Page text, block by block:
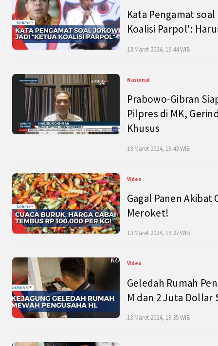
Kata Pengamat
Koalisi Parpol':
13 Maret 2024, 19:44 WIB
Nasional
Prabowo-Gibran
Pilpres di MK,
Khusus
13 Maret 2024, 19:43 WIB
Video
Gagal Panen Akibat
Meroket!
13 Maret 2024, 19:37 WIB
Video
Geledah Rumah
M dan 2 Juta Dollar
13 Maret 2024, 19:35 WIB